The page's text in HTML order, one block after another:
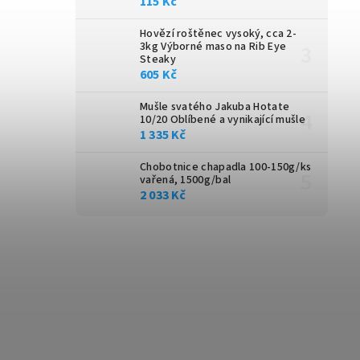
Hovězí roštěnec vysoký, cca 2-
3kgVýborné maso na Rib Eye
Steaky
605 Kč
Mušle svatého Jakuba Hotate
10/20 Oblíbené a vynikající mušle
1 335 Kč
Chobotnice chapadla 100-150g/ks
vařená, 1500g/bal
2 033 Kč